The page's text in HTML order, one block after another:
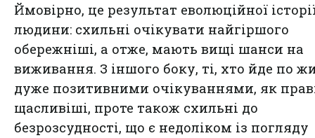
Ймовірно, це результат еволюційної
людини: схильні очікувати найгіршого
обережніші, а отже, мають вищі шанси на
виживання. З іншого боку, ті, хто йде по
дуже позитивними очікуваннями, як
щасливіші, проте також схильні до
безрозсудності, що є недоліком із погляду